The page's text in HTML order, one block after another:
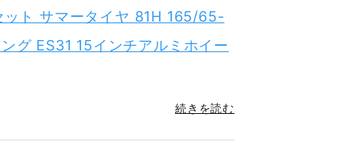
ト サマータイヤ 81H 165/65-
グ ES31 15インチアルミホイー
続きを読む